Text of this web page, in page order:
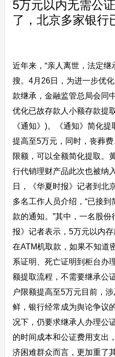
5万元以内无需公
了，北京多家银行
近年来，“亲人离世，法定继
搜。4月26日，为进一步优
款继承，金融监管总局会同
优化已故存款人小额存款提
《通知》)。《通知》简化
提高至5万元，同时，丧葬
限额，可以全额简化提取。
行代销理财产品此次也被纳
日，《华夏时报》记者到北
多名工作人员介绍，“已接
款的通知。”其中，一名股
报》记者表示，5万元以内
在ATM机取款，如果不知道
系证明、死亡证明到柜台办
额提取流程，不需要继承公
户限额提高至5万元目前，
鲜，银行经常成为舆论争议
况下，仍要求继承人办理公
的时间成本和公证费用支出
济困难群众而言，更加重了